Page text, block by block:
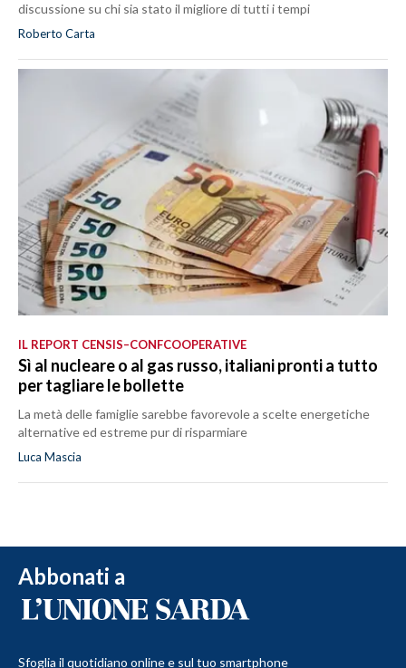
discussione su chi sia stato il migliore di tutti i tempi
Roberto Carta
IL REPORT CENSIS–CONFCOOPERATIVE
Sì al nucleare o al gas russo, italiani pronti a tutto
per tagliare le bollette
La metà delle famiglie sarebbe favorevole a scelte energetiche
alternative ed estreme pur di risparmiare
Luca Mascia
Abbonati a
Sfoglia il quotidiano online e sul tuo smartphone